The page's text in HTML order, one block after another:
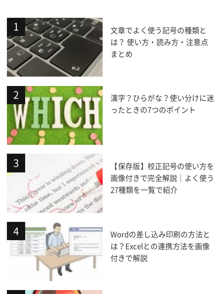
文章でよく使う記号の種類と
は？ 使い方・読み方・注意点
まとめ
漢字？ひらがな？使い分けに迷
ったときの7つのポイント
【保存版】校正記号の使い方を
画像付きで完全解説｜よく使う
27種類を一覧で紹介
Wordの差し込み印刷の方法と
は？Excelとの連携方法を画像
付きで解説